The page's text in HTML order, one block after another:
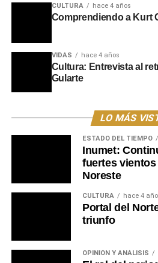
agroindustrial, donde la sinergia
trabajadores y el sector privado
Portal del Norte
CULTURA hace 4 años
Comprendiendo a Kurt
VIDAS hace 4 años
Cultura: Entrevista al
Gularte
LO MÁS
ESTADO DEL TIEMPO
Inumet:
fuertes
Noreste
CULTURA hace 4
Portal del
triunfo
OPINIÓN Y ANÁLISIS